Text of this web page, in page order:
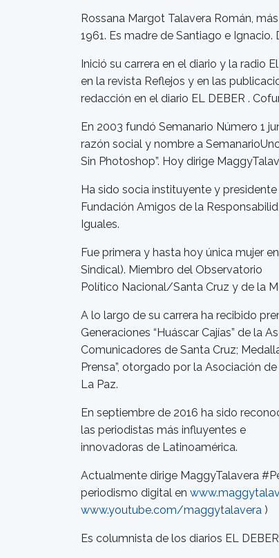
Rossana Margot Talavera Román,
1961. Es madre de Santiago e
Inició su carrera en el diario y la radio
en la revista Reflejos y en las
redacción en el diario EL DEBER .
En 2003 fundó Semanario Número 1
razón social y nombre a
Sin Photoshop”. Hoy dirige
Ha sido socia instituyente y
Fundación Amigos de la
Iguales.
Fue primera y hasta hoy única mujer
Sindical). Miembro del Observatorio
Político Nacional/Santa Cruz y de la
A lo largo de su carrera ha recibido
Generaciones “Huáscar Cajías” de la
Comunicadores de Santa Cruz;
Prensa”, otorgado por la Asociación
La Paz.
En septiembre de 2016 ha sido
las periodistas más influyentes e
innovadoras de Latinoamérica.
Actualmente dirige MaggyTalavera
periodismo digital en
www.youtube.com/maggytalavera )
Es columnista de los diarios EL